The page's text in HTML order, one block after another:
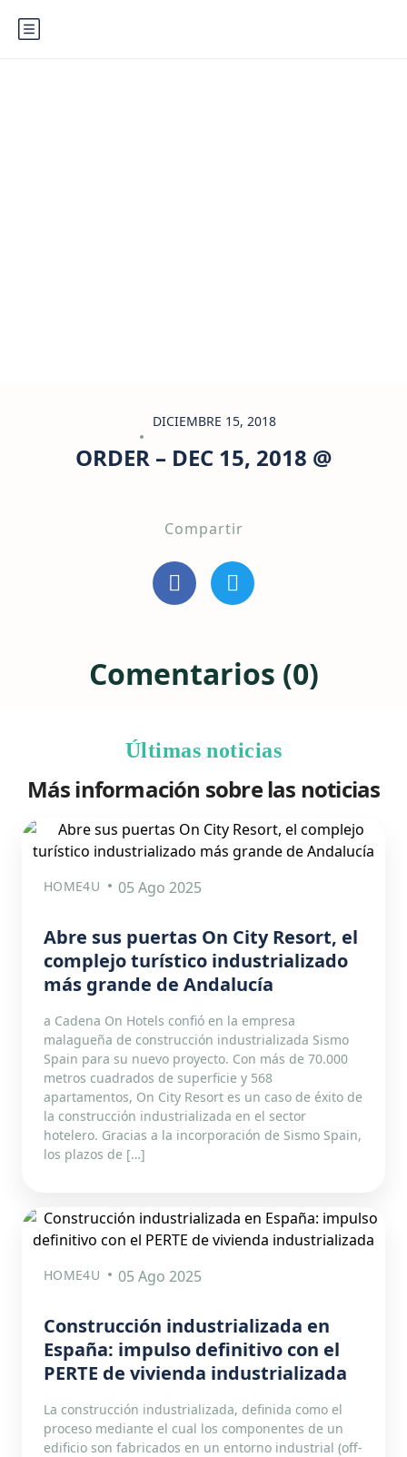
DICIEMBRE 15, 2018
ORDER – DEC 15, 2018 @
Compartir
Comentarios (0)
Últimas noticias
Más información sobre las noticias
HOME4U 05 Ago 2025
Abre sus puertas On City Resort, el
complejo turístico industrializado
más grande de Andalucía
a Cadena On Hotels confió en la empresa
malagueña de construcción industrializada Sismo
Spain para su nuevo proyecto. Con más de 70.000
metros cuadrados de superficie y 568
apartamentos, On City Resort es un caso de éxito de
la construcción industrializada en el sector
hotelero. Gracias a la incorporación de Sismo Spain,
los plazos de […]
HOME4U 05 Ago 2025
Construcción industrializada en
España: impulso definitivo con el
PERTE de vivienda industrializada
La construcción industrializada, definida como el
proceso mediante el cual los componentes de un
edificio son fabricados en un entorno industrial (off-